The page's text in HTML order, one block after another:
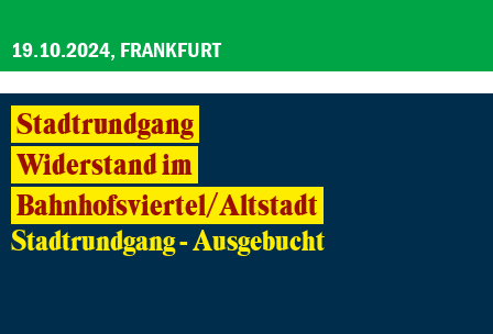
19.10.2024, FRANKFURT
Stadtrundgang
Widerstand im
Bahnhofsviertel/Altstadt
Stadtrundgang - Ausgebucht